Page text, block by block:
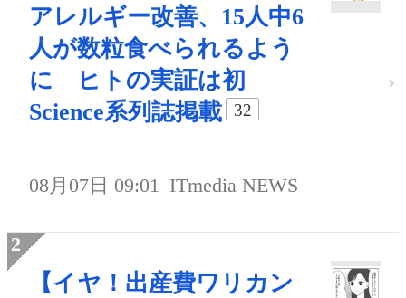
アレルギー改善、15人中6
人が数粒食べられるよう
に ヒトの実証は初
Science系列誌掲載
32
08月07日 09:01 ITmedia NEWS
【イヤ！出産費ワリカン